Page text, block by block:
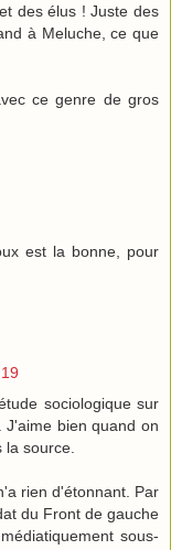
des élus ! Juste des
à Meluche, ce que
ce genre de gros
est la bonne, pour
sociologique sur
bien quand on
la source.
rien d'étonnant. Par
du Front de gauche
sous-